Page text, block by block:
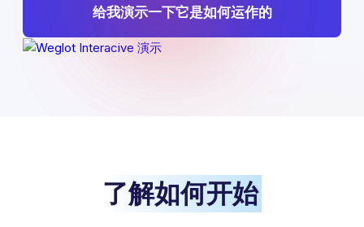
给我演示一下它是如何运作的
了解如何开始